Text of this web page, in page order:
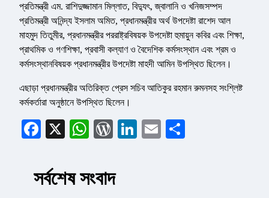
প্রতিমন্ত্রী এম. রাশিদুজ্জামান মিল্লাত, বিদ্যুৎ, জ্বালানি ও খনিজসম্পদ
প্রতিমন্ত্রী অনিন্দ্য ইসলাম অমিত, প্রধানমন্ত্রীর অর্থ উপদেষ্টা রাশেদ আল
মাহমুদ তিতুমীর, প্রধানমন্ত্রীর পররাষ্ট্রবিষয়ক উপদেষ্টা হুমায়ুন কবির এবং শিক্ষা,
প্রাথমিক ও গণশিক্ষা, প্রবাসী কল্যাণ ও বৈদেশিক কর্মসংস্থান এবং শ্রম ও
কর্মসংস্থানবিষয়ক প্রধানমন্ত্রীর উপদেষ্টা মাহদী আমিন উপস্থিত ছিলেন।
এছাড়া প্রধানমন্ত্রীর অতিরিক্ত প্রেস সচিব আতিকুর রহমান রুমনসহ সংশ্লিষ্ট
কর্মকর্তারা অনুষ্ঠানে উপস্থিত ছিলেন।
Facebook
X WhatsApp
WordPress
LinkedIn
Email
সর্বশেষ সংবাদ